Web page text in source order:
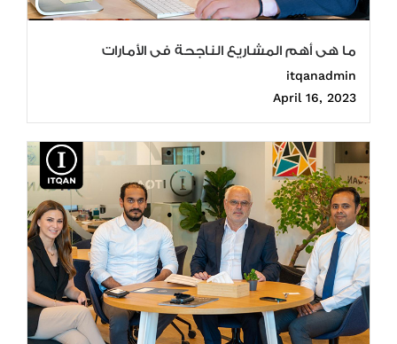
ما هى أهم المشاريع الناجحة فى الأمارات
itqanadmin
April 16, 2023